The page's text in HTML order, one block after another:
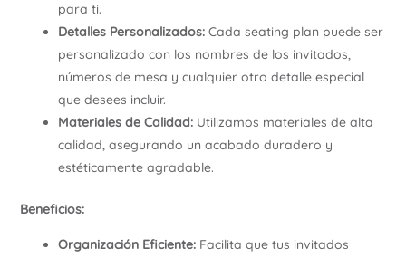
para ti.
Detalles Personalizados:Cada seating plan puede ser
personalizado con los nombres de los invitados,
números de mesa y cualquier otro detalle especial
que desees incluir.
Materiales de Calidad:Utilizamos materiales de alta
calidad, asegurando un acabado duradero y
estéticamente agradable.
Beneficios:
Organización Eficiente:Facilita que tus invitados